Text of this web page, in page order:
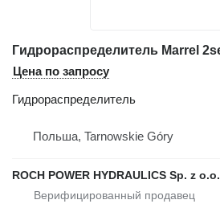
Цена по запросу
Гидрораспределитель
Польша, Tarnowskie Góry
ROCH POWER HYDRAULICS Sp. z o.o.